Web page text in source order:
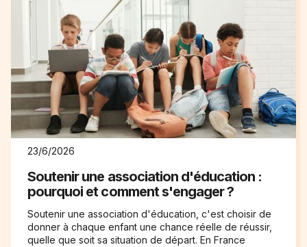
23/6/2026
Soutenir une association d'éducation :
pourquoi et comment s'engager ?
Soutenir une association d'éducation, c'est choisir de
donner à chaque enfant une chance réelle de réussir,
quelle que soit sa situation de départ. En France